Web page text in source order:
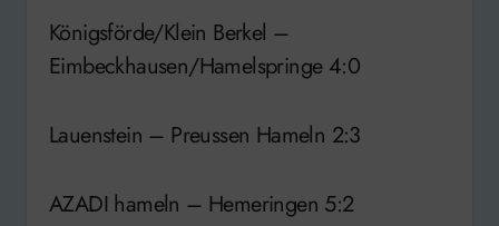
Königsförde/Klein Berkel –
Eimbeckhausen/Hamelspringe 4:0
Lauenstein – Preussen Hameln 2:3
AZADI hameln – Hemeringen 5:2